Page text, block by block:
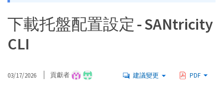
下載托盤配置設定 - SANtricity
CLI
03/17/2026 貢獻者 建議變更 PDF